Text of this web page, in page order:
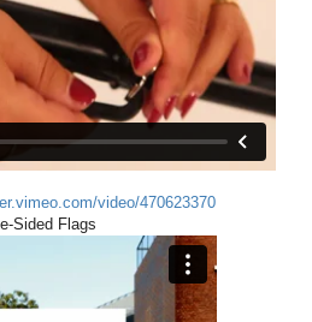
video/470623370
Sided Flags